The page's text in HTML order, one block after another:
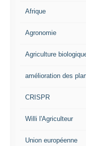
Afrique
Agronomie
Agriculture
amélioration des
CRISPR
Willi l'Agriculteur
Union européenne